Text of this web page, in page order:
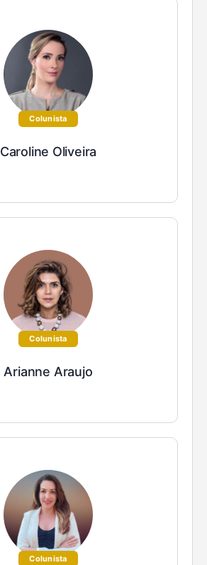
Colunista
Caroline Oliveira
Colunista
Arianne Araujo
Colunista